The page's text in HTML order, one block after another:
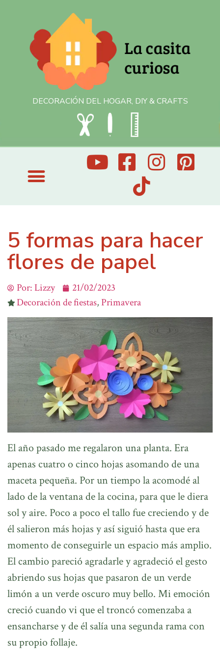
DECORACIÓN DEL HOGAR, DIY & CRAFTS
5 formas para hacer
flores de papel
Por:Lizzy
21/02/2023
Decoración de fiestas, Primavera
El año pasado me regalaron una planta. Era
apenas cuatro o cinco hojas asomando de una
maceta pequeña. Por un tiempo la acomodé al
lado de la ventana de la cocina, para que le diera
sol y aire. Poco a poco el tallo fue creciendo y de
él salieron más hojas y así siguió hasta que era
momento de conseguirle un espacio más amplio.
El cambio pareció agradarle y agradeció el gesto
abriendo sus hojas que pasaron de un verde
limón a un verde oscuro muy bello. Mi emoción
creció cuando vi que el troncó comenzaba a
ensancharse y de él salía una segunda rama con
su propio follaje.